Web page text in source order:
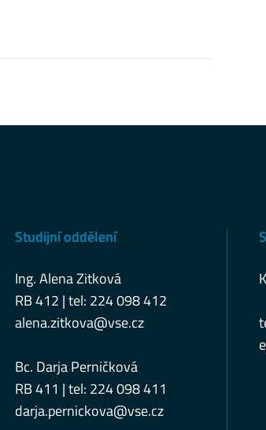
Studijní oddělení
Ing. Alena Zitková
RB 412 | tel: 224 098 412
alena.zitkova@vse.cz
Bc. Darja Perničková
RB 411 | tel: 224 098 411
darja.pernickova@vse.cz